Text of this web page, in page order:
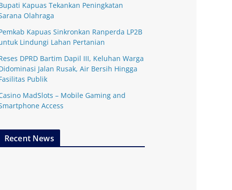
Kapuas Tekankan Peningkatan
Olahraga
Kapuas Sinkronkan Ranperda LP2B
Lindungi Lahan Pertanian
DPRD Bartim Dapil III, Keluhan Warga
Jalan Rusak, Air Bersih Hingga
Publik
MadSlots – Mobile Gaming and
Access
Recent News